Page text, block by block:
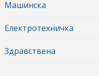
Машинска
Електротехничка
Здравствена